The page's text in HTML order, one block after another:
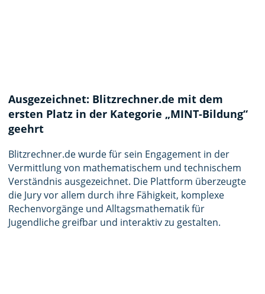
Ausgezeichnet: Blitzrechner.de mit dem
ersten Platz in der Kategorie „MINT-Bildung“
geehrt
Blitzrechner.de wurde für sein Engagement in der
Vermittlung von mathematischem und technischem
Verständnis ausgezeichnet. Die Plattform überzeugte
die Jury vor allem durch ihre Fähigkeit, komplexe
Rechenvorgänge und Alltagsmathematik für
Jugendliche greifbar und interaktiv zu gestalten.